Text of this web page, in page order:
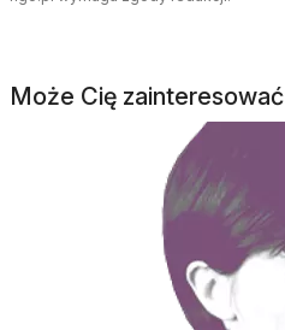
Może Cię zainteresować